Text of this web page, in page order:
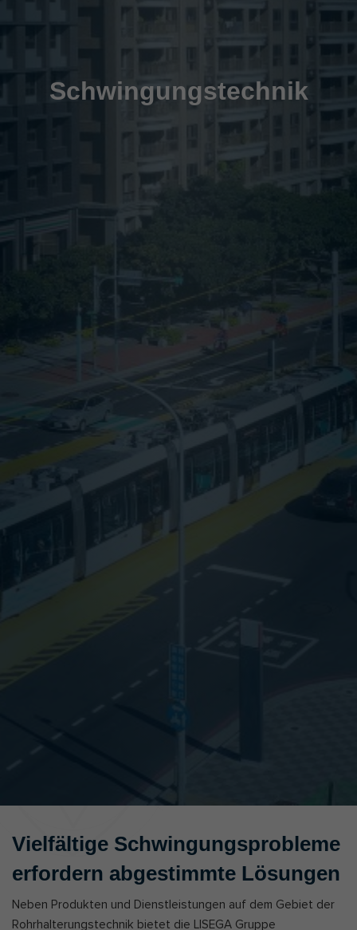
Schwingungstechnik
Vielfältige Schwingungsprobleme
erfordern abgestimmte Lösungen
Neben Produkten und Dienstleistungen auf dem Gebiet der
Rohrhalterungstechnik bietet die LISEGA Gruppe